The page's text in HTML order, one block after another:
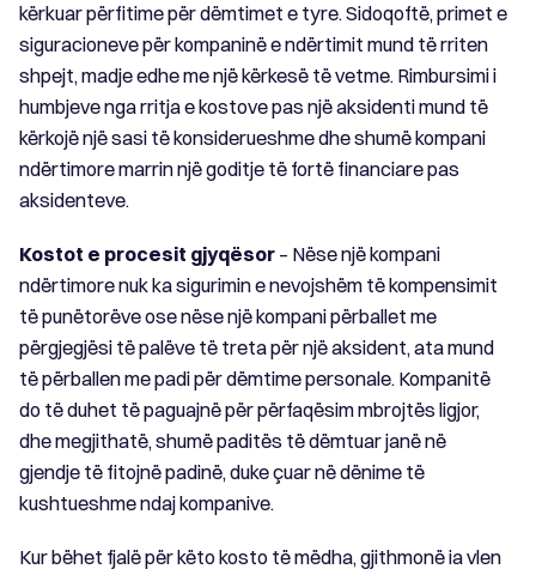
kërkuar përfitime për dëmtimet e tyre. Sidoqoftë, primet e
siguracioneve për kompaninë e ndërtimit mund të rriten
shpejt, madje edhe me një kërkesë të vetme. Rimbursimi i
humbjeve nga rritja e kostove pas një aksidenti mund të
kërkojë një sasi të konsiderueshme dhe shumë kompani
ndërtimore marrin një goditje të fortë financiare pas
aksidenteve.
Kostot e procesit gjyqësor – Nëse një kompani
ndërtimore nuk ka sigurimin e nevojshëm të kompensimit
të punëtorëve ose nëse një kompani përballet me
përgjegjësi të palëve të treta për një aksident, ata mund
të përballen me padi për dëmtime personale. Kompanitë
do të duhet të paguajnë për përfaqësim mbrojtës ligjor,
dhe megjithatë, shumë paditës të dëmtuar janë në
gjendje të fitojnë padinë, duke çuar në dënime të
kushtueshme ndaj kompanive.
Kur bëhet fjalë për këto kosto të mëdha, gjithmonë ia vlen